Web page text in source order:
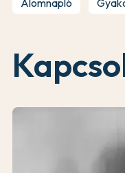
Álomnapló